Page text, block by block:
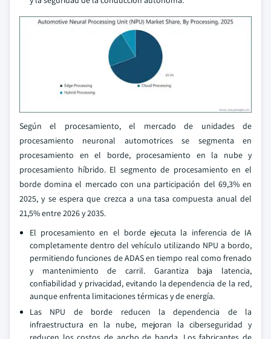
Según el procesamiento, el mercado de unidades de
procesamiento neuronal automotrices se segmenta en
procesamiento en el borde, procesamiento en la nube y
procesamiento híbrido. El segmento de procesamiento en el
borde domina el mercado con una participación del 69,3% en
2025, y se espera que crezca a una tasa compuesta anual del
21,5% entre 2026 y 2035.
El procesamiento en el borde ejecuta la inferencia de IA
completamente dentro del vehículo utilizando NPU a bordo,
permitiendo funciones de ADAS en tiempo real como frenado
y mantenimiento de carril. Garantiza baja latencia,
confiabilidad y privacidad, evitando la dependencia de la red,
aunque enfrenta limitaciones térmicas y de energía.
Las NPU de borde reducen la dependencia de la
infraestructura en la nube, mejoran la ciberseguridad y